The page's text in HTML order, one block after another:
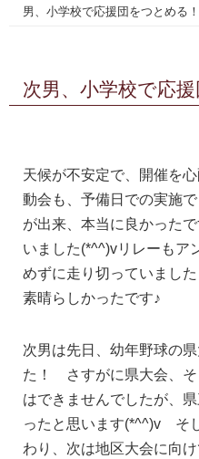
男、小学校で応援団をつとめる！
次男、小学校で応
天候が不安定で、開催を
動会も、予備日での実施
が出来、本当に良かった
いました(*^^)vリレーもア
めずに走り切っていまし
素晴らしかったです♪
次男は先日、幼年野球の
た！ さすがに県大会、そ
はできませんでしたが、
ったと思います(*^^)v そ
わり、次は地区大会に向